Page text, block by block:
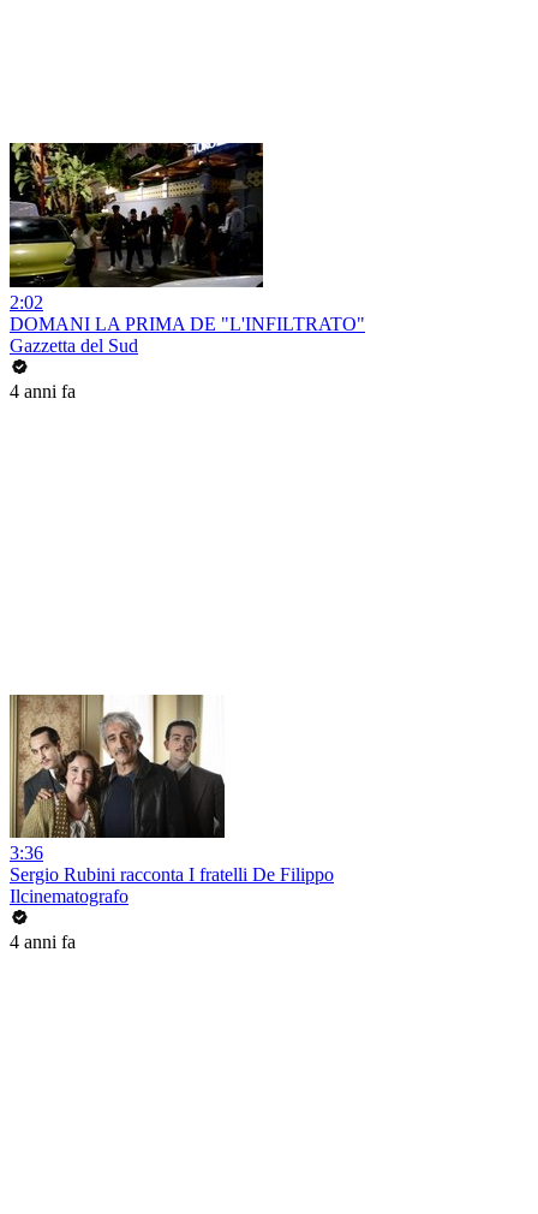
2:02
DOMANI LA PRIMA DE "L'INFILTRATO"
Gazzetta del Sud
4 anni fa
3:36
Sergio Rubini racconta I fratelli De Filippo
Ilcinematografo
4 anni fa